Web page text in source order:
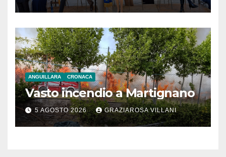
ANGUILLARA CRONACA
Vasto incendio a Martignano
5 AGOSTO 2026 GRAZIAROSA VILLANI